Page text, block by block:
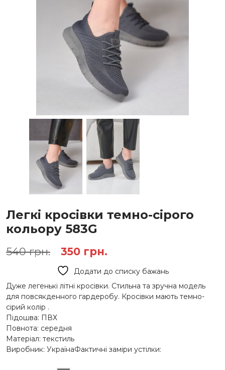
Легкі кросівки темно-сірого
кольору 583G
540грн.
Оригінальна
ціна:
540 грн..
350 грн.
ціна:
350 грн..
Додати до списку бажань
Дуже легенькі літні кросівки. Стильна та зручна модель
для повсякденного гардеробу. Кросівки мають темно-
сірий колір .
Підошва: ПВХ
Повнота: середня
Матеріал: текстиль
Виробник: УкраїнаФактичні заміри устілки: